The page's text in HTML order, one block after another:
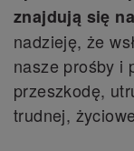
znajdują się
nadzieję, że
nasze prośby i
przeszkodę,
trudnej,